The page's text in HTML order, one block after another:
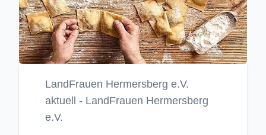
LandFrauen Hermersberg e.V.
aktuell - LandFrauen Hermersberg
e.V.